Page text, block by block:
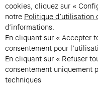
En vous inscrivant à notre
confidentialité.
Instagram (s’ouvre
Facebook (s’ouvre
Pinterest (s’ouvre
Youtube
Spotify
LinkedIn
Google
cookies, cliquez sur «
notre Politique d’utilisation
d’informations.
En cliquant sur « Accepter
consentement pour
En cliquant sur « Refuser
consentement uniquement
techniques